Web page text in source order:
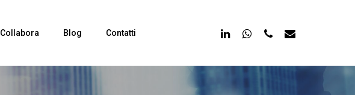
Collabora Blog Contatti linkedinwhatsappphone email